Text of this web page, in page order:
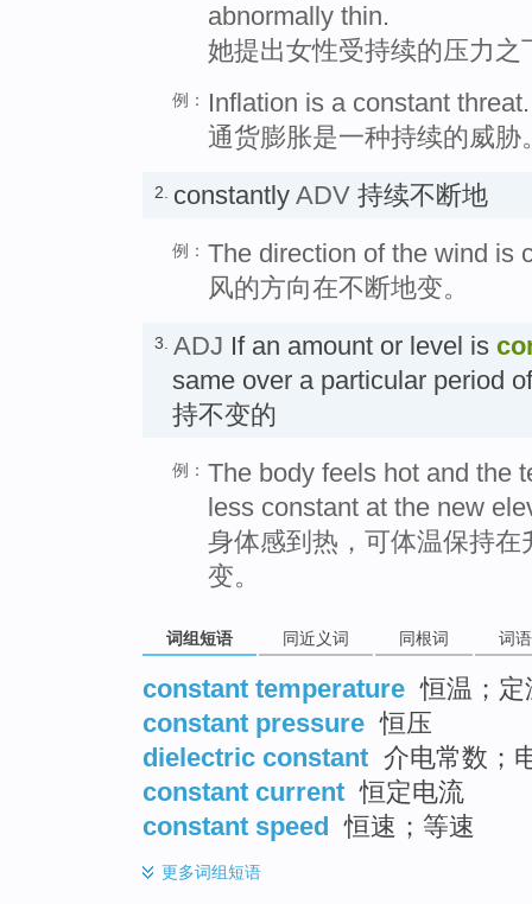
abnormally thin.
她提出女性受持续的压力之
例：
Inflation is a constant threat.
通货膨胀是一种持续的威胁
2. constantly ADV 持续不断地
例： The direction of the wind is
风的方向在不断地变。
3. ADJ If an amount or level is
same over a particular period
持不变的
例： The body feels hot and the
less constant at the new
身体感到热，可体温保持
变。
词组短语 同近义词 同根词 词
constant temperature 恒温；定
constant pressure 恒压
dielectric constant 介电常数；
constant current 恒定电流
constant speed 恒速；等速
更多词组短语